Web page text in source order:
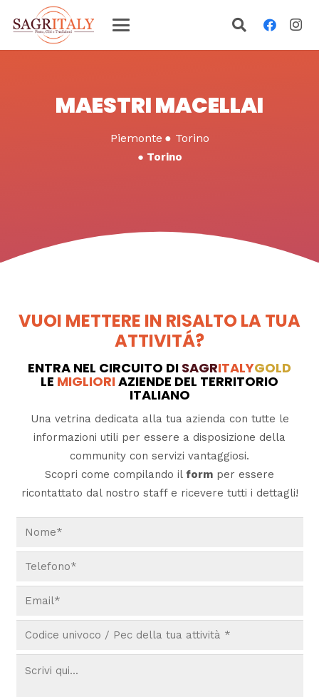
MAESTRI MACELLAI
Piemonte ● Torino
● Torino
VUOI METTERE IN RISALTO LA TUA
ATTIVITÁ?
ENTRA NEL CIRCUITO DI SAGRITALYGOLD
LE MIGLIORIAZIENDE DEL TERRITORIO
ITALIANO
Una vetrina dedicata alla tua azienda con tutte le
informazioni utili per essere a disposizione della
community con servizi vantaggiosi.
Scopri come compilando il form per essere
ricontattato dal nostro staff e ricevere tutti i dettagli!